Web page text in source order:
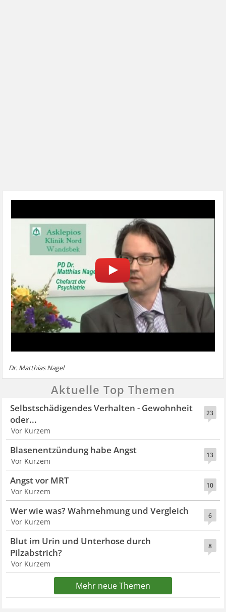
Dr. Matthias Nagel
Aktuelle Top Themen
23
Selbstschädigendes Verhalten - Gewohnheit
oder...
Vor Kurzem
13
Blasenentzündung habe Angst
Vor Kurzem
10
Angst vor MRT
Vor Kurzem
6
Wer wie was? Wahrnehmung und Vergleich
Vor Kurzem
8
Blut im Urin und Unterhose durch
Pilzabstrich?
Vor Kurzem
Mehr neue Themen